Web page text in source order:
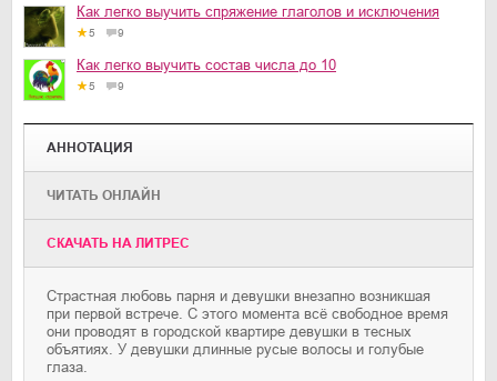
Как легко выучить спряжение глаголов и исключения
5 9
Как легко выучить состав числа до 10
5 9
АННОТАЦИЯ
ЧИТАТЬ ОНЛАЙН
CКАЧАТЬ НА ЛИТРЕС
Страстная любовь парня и девушки внезапно возникшая
при первой встрече. С этого момента всё свободное время
они проводят в городской квартире девушки в тесных
объятиях. У девушки длинные русые волосы и голубые
глаза.